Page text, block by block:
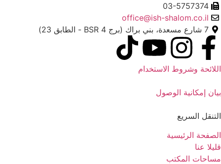
03-5757374
office@ish-shalom.co.il
7 شارع مسعدة، بني براك (برج BSR 4 - الطابق 23)
اللائحة وشروط الاستخدام
بيان إمكانية الوصول
التنقل السريع
الصفحة الرئيسية
قليلا عنا
مساحات المكتب